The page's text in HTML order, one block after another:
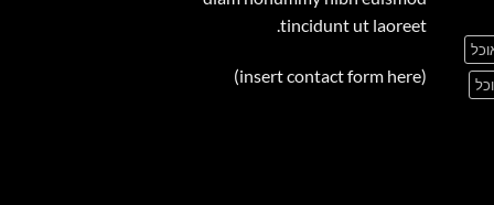
tincidunt ut laoreet.
(insert contact form here)